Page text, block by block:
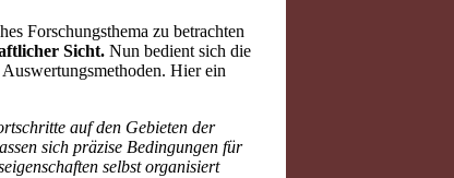
Forschungsthema zu betrachten
Sicht.Nun bedient sich die
Hier ein
auf den Gebieten der
sich präzise Bedingungen für
selbst organisiert